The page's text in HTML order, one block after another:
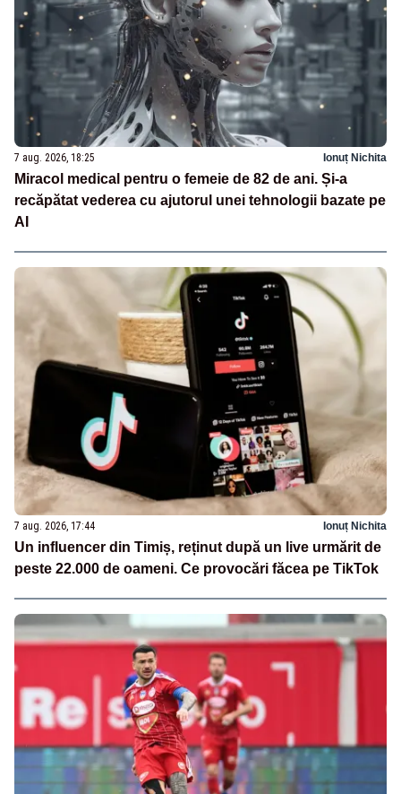
7 aug. 2026, 18:25 Ionuț Nichita
Miracol medical pentru o femeie de 82 de ani. Și-a
recăpătat vederea cu ajutorul unei tehnologii bazate pe
AI
7 aug. 2026, 17:44 Ionuț Nichita
Un influencer din Timiș, reținut după un live urmărit de
peste 22.000 de oameni. Ce provocări făcea pe TikTok